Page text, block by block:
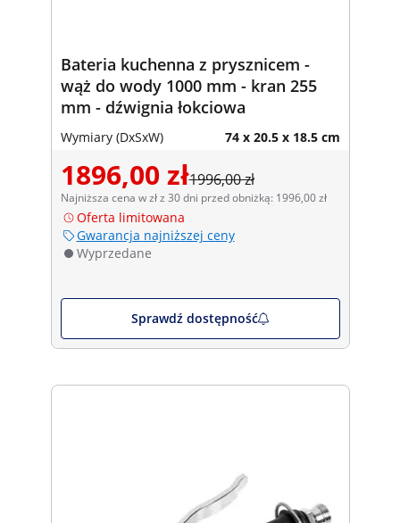
Bateria kuchenna z prysznicem -
wąż do wody 1000 mm - kran 255
mm - dźwignia łokciowa
Wymiary (DxSxW) 74 x 20.5 x 18.5 cm
1896,00 zł1996,00 zł
Najniższa cena w zł z 30 dni przed obniżką: 1996,00 zł
Oferta limitowana
Gwarancja najniższej ceny
Wyprzedane
Sprawdź dostępność